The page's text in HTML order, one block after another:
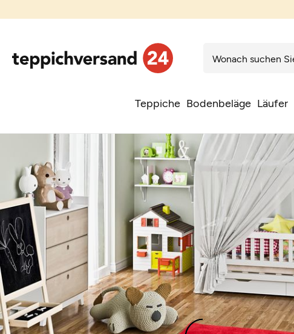
Teppiche Bodenbeläge Läufer